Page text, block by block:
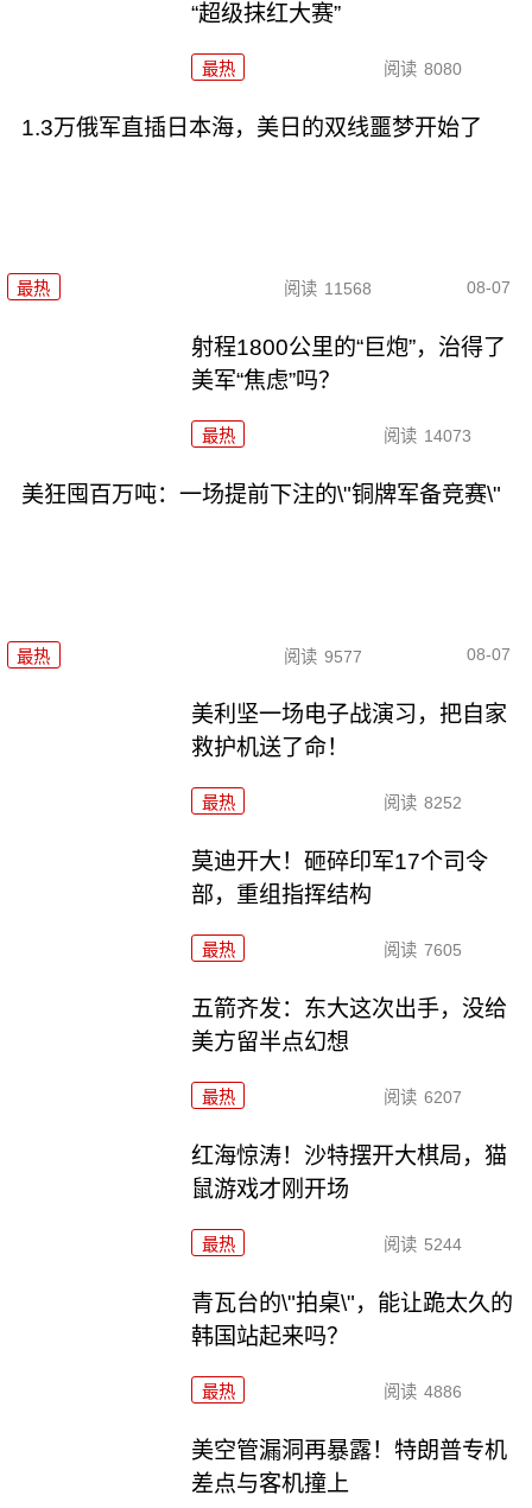
“超级抹红大赛”
最热 阅读 8080
1.3万俄军直插日本海，美日的双线噩梦开始了
最热 阅读 11568 08-07
射程1800公里的“巨炮”，治得了
美军“焦虑”吗？
最热 阅读 14073
美狂囤百万吨：一场提前下注的\"铜牌军备竞赛\"
最热 阅读 9577 08-07
美利坚一场电子战演习，把自家
救护机送了命！
最热 阅读 8252
莫迪开大！砸碎印军17个司令
部，重组指挥结构
最热 阅读 7605
五箭齐发：东大这次出手，没给
美方留半点幻想
最热 阅读 6207
红海惊涛！沙特摆开大棋局，猫
鼠游戏才刚开场
最热 阅读 5244
青瓦台的\"拍桌\"，能让跪太久的
韩国站起来吗？
最热 阅读 4886
美空管漏洞再暴露！特朗普专机
差点与客机撞上